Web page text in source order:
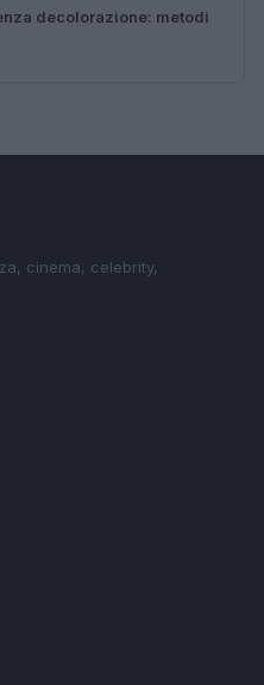
decolorazione: metodi
cinema, celebrity,